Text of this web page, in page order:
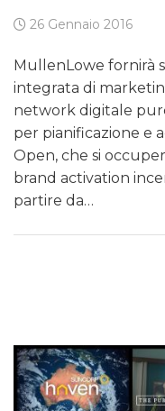
26 Gennaio 2016
MullenLowe fornirà
integrata di
network digitale
per pianificazione e
Open, che si
brand activation
partire da…